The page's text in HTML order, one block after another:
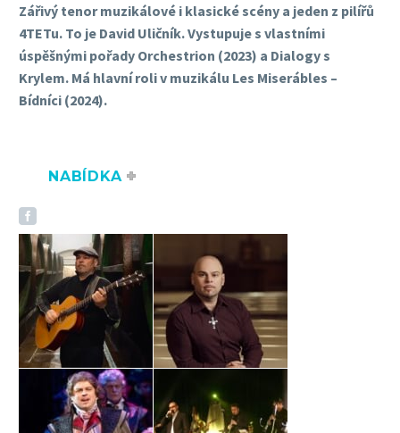
Zářivý tenor muzikálové i klasické scény a jeden z pilířů
4TETu. To je David Uličník. Vystupuje s vlastními
úspěšnými pořady Orchestrion (2023) a Dialogy s
Krylem. Má hlavní roli v muzikálu Les Miserábles –
Bídníci (2024).
NABÍDKA